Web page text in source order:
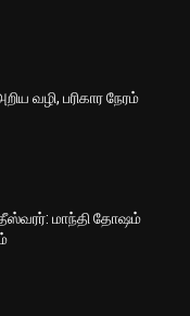
வழி, பரிகார நேரம்
மாந்தி தோஷம்